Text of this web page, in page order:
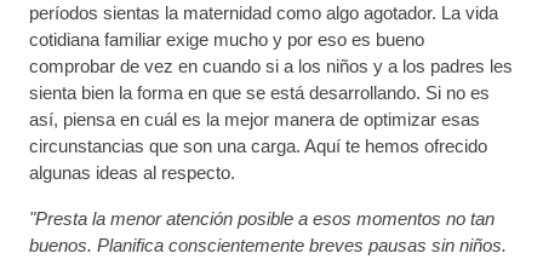
períodos sientas la maternidad como algo agotador. La vida
cotidiana familiar exige mucho y por eso es bueno
comprobar de vez en cuando si a los niños y a los padres les
sienta bien la forma en que se está desarrollando. Si no es
así, piensa en cuál es la mejor manera de optimizar esas
circunstancias que son una carga. Aquí te hemos ofrecido
algunas ideas al respecto.
"Presta la menor atención posible a esos momentos no tan
buenos. Planifica conscientemente breves pausas sin niños.